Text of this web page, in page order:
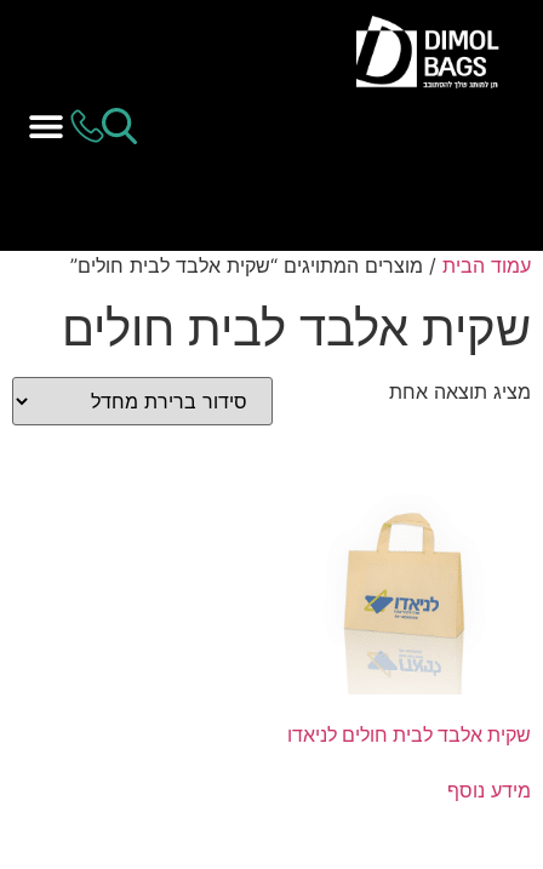
עמוד הבית / מוצרים המתויגים “שקית אלבד לבית חולים”
שקית אלבד לבית חולים
מציג תוצאה אחת
שקית אלבד לבית חולים לניאדו
מידע נוסף